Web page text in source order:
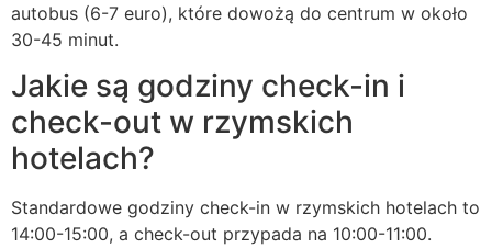
autobus (6-7 euro), które dowożą do centrum w około
30-45 minut.
Jakie są godziny check-in i
check-out w rzymskich
hotelach?
Standardowe godziny check-in w rzymskich hotelach to
14:00-15:00, a check-out przypada na 10:00-11:00.